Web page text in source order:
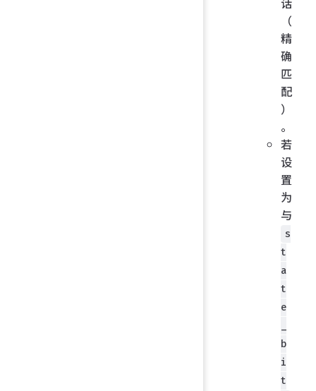
（
精
确
匹
配
）
。
若
设
置
为
与
s
t
a
t
e
b
i
t